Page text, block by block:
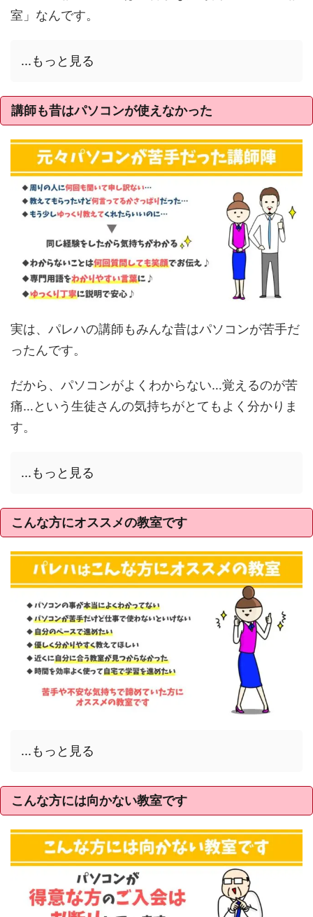
室」なんです。
...もっと見る
講師も昔はパソコンが使えなかった
実は、パレハの講師もみんな昔はパソコンが苦手だ
ったんです。
だから、パソコンがよくわからない…覚えるのが苦
痛…という生徒さんの気持ちがとてもよく分かりま
す。
...もっと見る
こんな方にオススメの教室です
...もっと見る
こんな方には向かない教室です